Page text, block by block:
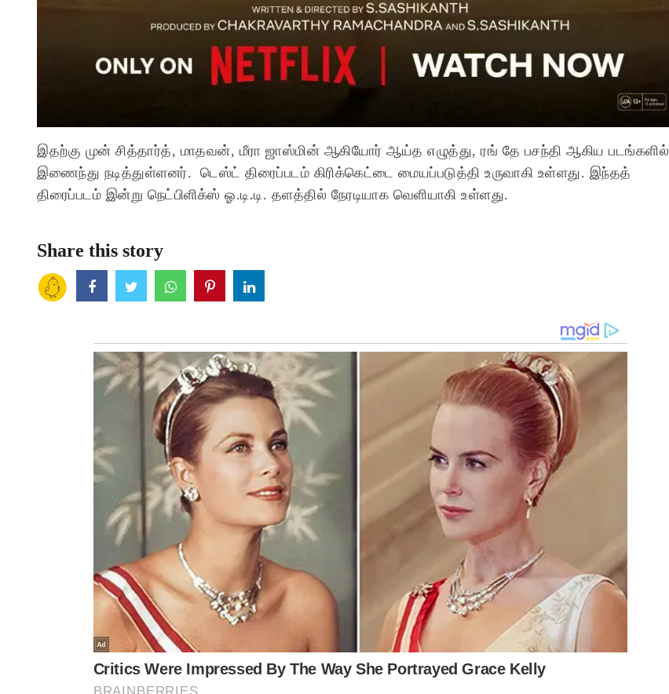
இதற்கு முன் சித்தார்த், மாதவன், மீரா ஜாஸ்மின் ஆகியோர் ஆய்த எழுத்து, ரங் தே பசந்தி ஆகிய படங்களில்
இணைந்து நடித்துள்ளனர். டெஸ்ட் திரைப்படம் கிரிக்கெட்டை மையப்படுத்தி உருவாகி உள்ளது. இந்தத்
திரைப்படம் இன்று நெட்பிளிக்ஸ் ஓ.டி.டி. தளத்தில் நேரடியாக வெளியாகி உள்ளது.
Share this story